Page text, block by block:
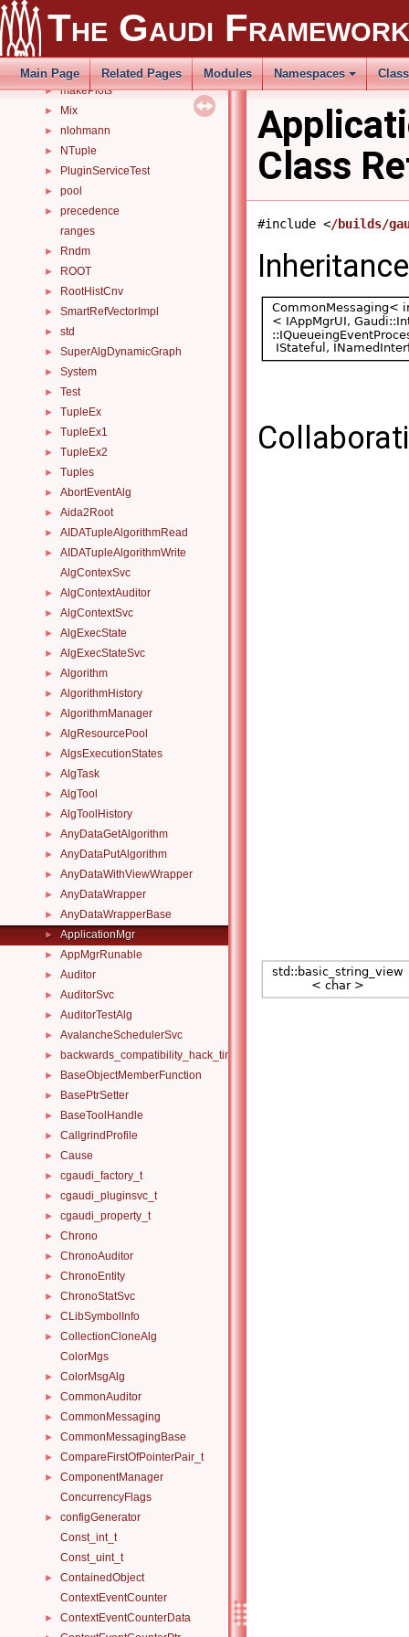
The Gaudi Framework
Main Page Related Pages Modules Namespaces
HiveRndm
► Io
► makePlots
► Mix
► nlohmann
► NTuple
► PluginServiceTest
► pool
►
precedence
ranges
► Rndm
► ROOT
► RootHistCnv
► SmartRefVectorImpl
► std
► SuperAlgDynamicGraph
► System
► Test
► TupleEx
► TupleEx1
► TupleEx2
► Tuples
► AbortEventAlg
► Aida2Root
► AIDATupleAlgorithmRead
►
AIDATupleAlgorithmWrite
AlgContexSvc
► AlgContextAuditor
► AlgContextSvc
► AlgExecState
► AlgExecStateSvc
► Algorithm
► AlgorithmHistory
► AlgorithmManager
► AlgResourcePool
► AlgsExecutionStates
► AlgTask
► AlgTool
► AlgToolHistory
► AnyDataGetAlgorithm
► AnyDataPutAlgorithm
► AnyDataWithViewWrapper
► AnyDataWrapper
► AnyDataWrapperBase
► ApplicationMgr
► AppMgrRunable
► Auditor
► AuditorSvc
► AuditorTestAlg
► AvalancheSchedulerSvc
► backwards_compatibility_hack_time_timespan
► BaseObjectMemberFunction
► BasePtrSetter
► BaseToolHandle
► CallgrindProfile
► Cause
► cgaudi_factory_t
► cgaudi_pluginsvc_t
► cgaudi_property_t
► Chrono
► ChronoAuditor
► ChronoEntity
► ChronoStatSvc
► CLibSymbolInfo
►
CollectionCloneAlg
ColorMgs
► ColorMsgAlg
► CommonAuditor
► CommonMessaging
► CommonMessagingBase
► CompareFirstOfPointerPair_t
►
ComponentManager
ConcurrencyFlags
►
configGenerator
Const_int_t
Const_uint_t
►
ContainedObject
ContextEventCounter
► ContextEventCounterData
Class
#include </builds/